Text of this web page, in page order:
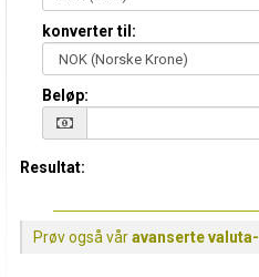
konverter til:
Beløp:
Resultat:
Prøv også våravanserte valuta-